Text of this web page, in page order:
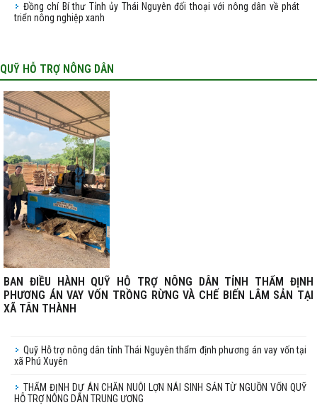
Đồng chí Bí thư Tỉnh ủy Thái Nguyên đối thoại với nông dân về phát
triển nông nghiệp xanh
QUỸ HỖ TRỢ NÔNG DÂN
BAN ĐIỀU HÀNH QUỸ HỖ TRỢ NÔNG DÂN TỈNH THẨM ĐỊNH
PHƯƠNG ÁN VAY VỐN TRỒNG RỪNG VÀ CHẾ BIẾN LÂM SẢN TẠI
XÃ TÂN THÀNH
Quỹ Hỗ trợ nông dân tỉnh Thái Nguyên thẩm định phương án vay vốn tại
xã Phú Xuyên
THẨM ĐỊNH DỰ ÁN CHĂN NUÔI LỢN NÁI SINH SẢN TỪ NGUỒN VỐN QUỸ
HỖ TRỢ NÔNG DÂN TRUNG ƯƠNG